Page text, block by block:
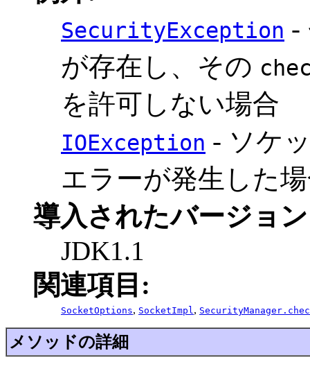
SecurityException -
が存在し、その
を許可しない場合
IOException - ソケ
エラーが発生した
導入されたバージョ
JDK1.1
関連項目:
SocketOptions, SocketImpl ,
メソッドの詳細